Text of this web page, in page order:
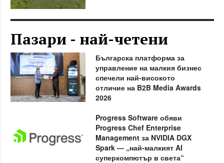
Пазари - най-четени
Българска платформа за
управление на малкия бизнес
спечели най-високото
отличие на B2B Media Awards
2026
Progress Software обяви
Progress Chef Enterprise
Management за NVIDIA DGX
Spark — „най-малкият AI
суперкомпютър в света“